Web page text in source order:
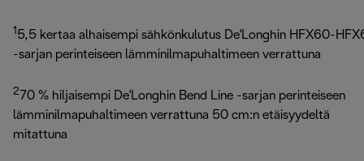
1 5,5 kertaa alhaisempi sähkönkulutus De'Longhin HFX60-
-sarjan perinteiseen lämminilmapuhaltimeen verrattuna
2 70 % hiljaisempi De'Longhin Bend Line -sarjan perinteiseen
lämminilmapuhaltimeen verrattuna 50 cm:n etäisyydeltä
mitattuna